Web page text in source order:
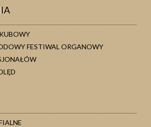
FESTIWAL ORGANOWY